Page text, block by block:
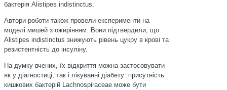
бактерія Alistipes indistinctus.
Автори роботи також провели експерименти на
моделі мишей з ожирінням. Вони підтвердили, що
Alistipes indistinctus знижують рівень цукру в крові та
резистентність до інсуліну.
На думку вчених, їх відкриття можна застосовувати
як у діагностиці, так і лікуванні діабету: присутність
кишкових бактерій Lachnospiraceae може бути